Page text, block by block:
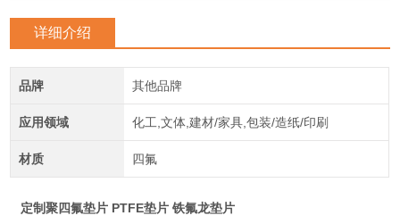
详细介绍
品牌 其他品牌
应用领域 化工,文体,建材/家具,包装/造纸/印刷
材质 四氟
定制聚四氟垫片 PTFE垫片 铁氟龙垫片